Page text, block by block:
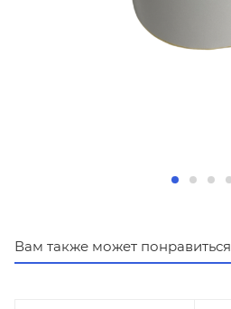
Вам также может понравиться